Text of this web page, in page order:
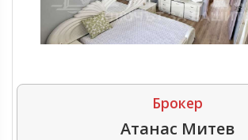
Брокер
Атанас Митев